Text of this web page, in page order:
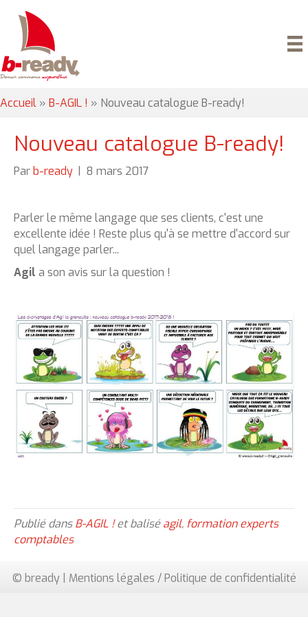
Accueil » B-AGIL ! » Nouveau catalogue B-ready!
Nouveau catalogue B-ready!
Par b-ready 8 mars 2017
Parler le même langage que ses clients, c'est une
excellente idée ! Reste plus qu'à se mettre d'accord sur
quel langage parler...
Agil a son avis sur la question !
Publié dansB-AGIL !et baliséagil, formation experts
comptables
© bready | Mentions légales / Politique de confidentialité